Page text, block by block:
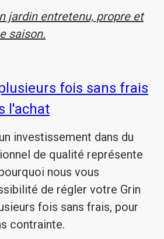
jardin entretenu, propre et
saison.
fois sans frais
l'achat
investissement dans du
de qualité représente
nous vous
de régler votre Grin
fois sans frais, pour
contrainte.